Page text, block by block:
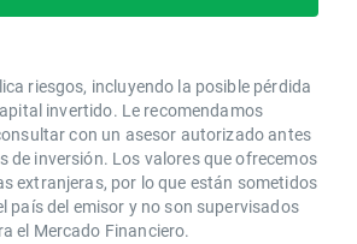
riesgos, incluyendo la posible pérdida
invertido. Le recomendamos
con un asesor autorizado antes
de inversión. Los valores que ofrecemos
extranjeras, por lo que están sometidos
país del emisor y no son supervisados
el Mercado Financiero.